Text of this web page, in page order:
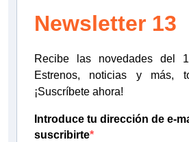
Newsletter 13
Recibe las novedades del
Estrenos, noticias y más,
¡Suscríbete ahora!
Introduce tu dirección de e-
suscribirte